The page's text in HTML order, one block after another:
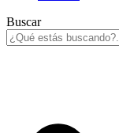
Buscar